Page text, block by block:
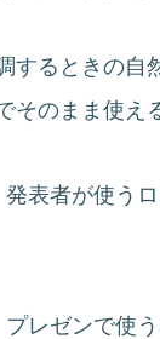
するときの自
そのまま使え
表者が使う
レゼンで使